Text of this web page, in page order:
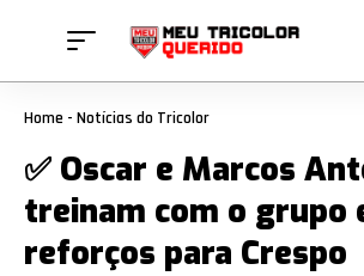
Home - Notícias do Tricolor
✅ Oscar e Marcos
treinam com o grupo
reforços para Crespo